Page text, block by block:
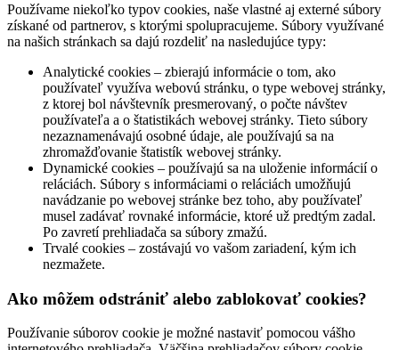
Používame niekoľko typov cookies, naše vlastné aj externé súbory
získané od partnerov, s ktorými spolupracujeme. Súbory využívané
na našich stránkach sa dajú rozdeliť na nasledujúce typy:
Analytické cookies – zbierajú informácie o tom, ako
používateľ využíva webovú stránku, o type webovej stránky,
z ktorej bol návštevník presmerovaný, o počte návštev
používateľa a o štatistikách webovej stránky. Tieto súbory
nezaznamenávajú osobné údaje, ale používajú sa na
zhromažďovanie štatistík webovej stránky.
Dynamické cookies – používajú sa na uloženie informácií o
reláciách. Súbory s informáciami o reláciách umožňujú
navádzanie po webovej stránke bez toho, aby používateľ
musel zadávať rovnaké informácie, ktoré už predtým zadal.
Po zavretí prehliadača sa súbory zmažú.
Trvalé cookies – zostávajú vo vašom zariadení, kým ich
nezmažete.
Ako môžem odstrániť alebo zablokovať cookies?
Používanie súborov cookie je možné nastaviť pomocou vášho